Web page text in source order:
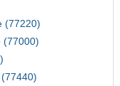
(77220)
(77000)